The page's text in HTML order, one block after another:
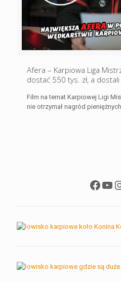
Afera – Karpiowa Liga
dostać 550 tys. zł, a
Film na temat Karpiowej Ligi
nie otrzymał nagród